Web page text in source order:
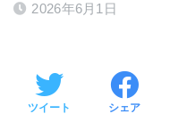
2026年6月1日
ツイート シェア